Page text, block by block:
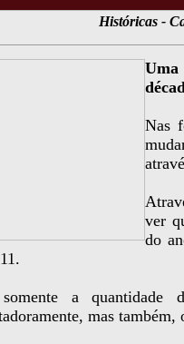
Históricas -
Nas
ver
do
a quantidade
mas